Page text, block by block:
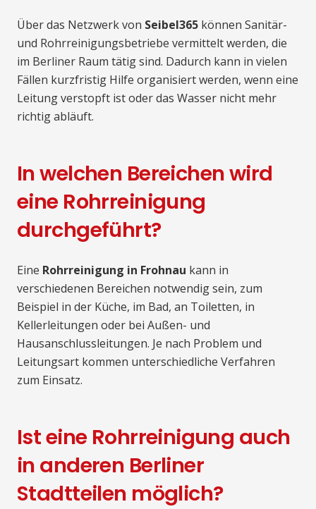
Über das Netzwerk von Seibel365 können Sanitär-
und Rohrreinigungsbetriebe vermittelt werden, die
im Berliner Raum tätig sind. Dadurch kann in vielen
Fällen kurzfristig Hilfe organisiert werden, wenn eine
Leitung verstopft ist oder das Wasser nicht mehr
richtig abläuft.
In welchen Bereichen wird
eine Rohrreinigung
durchgeführt?
Eine Rohrreinigung in Frohnau kann in
verschiedenen Bereichen notwendig sein, zum
Beispiel in der Küche, im Bad, an Toiletten, in
Kellerleitungen oder bei Außen- und
Hausanschlussleitungen. Je nach Problem und
Leitungsart kommen unterschiedliche Verfahren
zum Einsatz.
Ist eine Rohrreinigung auch
in anderen Berliner
Stadtteilen möglich?